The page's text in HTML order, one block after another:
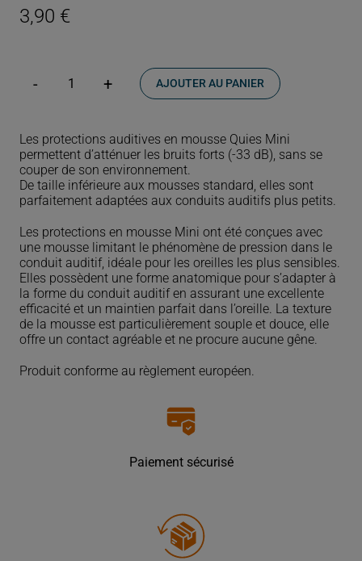
Noté5.00sur
5 basé sur
1
3,90 €
quantité
auditive
en
mousse
Mini
AJOUTER AU PANIER
Les protections auditives en mousse Quies Mini
permettent d’atténuer les bruits forts (-33 dB), sans se
couper de son environnement.
De taille inférieure aux mousses standard, elles sont
parfaitement adaptées aux conduits auditifs plus petits.
Les protections en mousse Mini ont été conçues avec
une mousse limitant le phénomène de pression dans le
conduit auditif, idéale pour les oreilles les plus sensibles.
Elles possèdent une forme anatomique pour s’adapter à
la forme du conduit auditif en assurant une excellente
efficacité et un maintien parfait dans l’oreille. La texture
de la mousse est particulièrement souple et douce, elle
offre un contact agréable et ne procure aucune gêne.
Produit conforme au règlement européen.
Paiement sécurisé